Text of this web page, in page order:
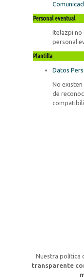
Personal eventual
Itelazpi no
personal
Plantilla
Datos
No existen
de
Nuestra política
transparente